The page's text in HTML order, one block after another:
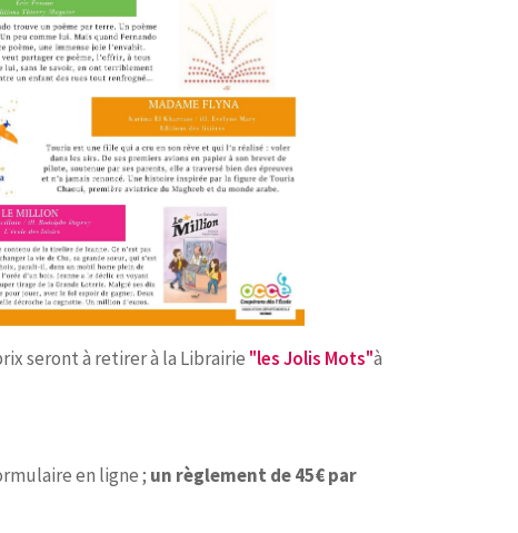
seront à retirer à la Librairie "les Jolis Mots"à
en ligne ; un règlement de 45€ par